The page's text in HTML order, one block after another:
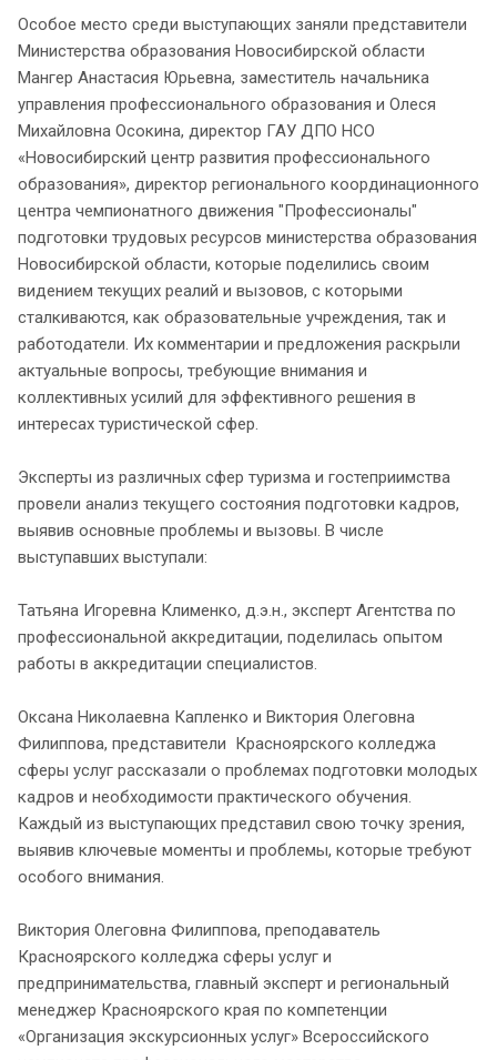
Особое место среди выступающих заняли представители
Министерства образования Новосибирской области
Мангер Анастасия Юрьевна, заместитель начальника
управления профессионального образования и Олеся
Михайловна Осокина, директор ГАУ ДПО НСО
«Новосибирский центр развития профессионального
образования», директор регионального координационного
центра чемпионатного движения "Профессионалы"
подготовки трудовых ресурсов министерства образования
Новосибирской области, которые поделились своим
видением текущих реалий и вызовов, с которыми
сталкиваются, как образовательные учреждения, так и
работодатели. Их комментарии и предложения раскрыли
актуальные вопросы, требующие внимания и
коллективных усилий для эффективного решения в
интересах туристической сфер.
Эксперты из различных сфер туризма и гостеприимства
провели анализ текущего состояния подготовки кадров,
выявив основные проблемы и вызовы. В числе
выступавших выступали:
Татьяна Игоревна Клименко, д.э.н., эксперт Агентства по
профессиональной аккредитации, поделилась опытом
работы в аккредитации специалистов.
Оксана Николаевна Капленко и Виктория Олеговна
Филиппова, представители Красноярского колледжа
сферы услуг рассказали о проблемах подготовки молодых
кадров и необходимости практического обучения.
Каждый из выступающих представил свою точку зрения,
выявив ключевые моменты и проблемы, которые требуют
особого внимания.
Виктория Олеговна Филиппова, преподаватель
Красноярского колледжа сферы услуг и
предпринимательства, главный эксперт и региональный
менеджер Красноярского края по компетенции
«Организация экскурсионных услуг» Всероссийского